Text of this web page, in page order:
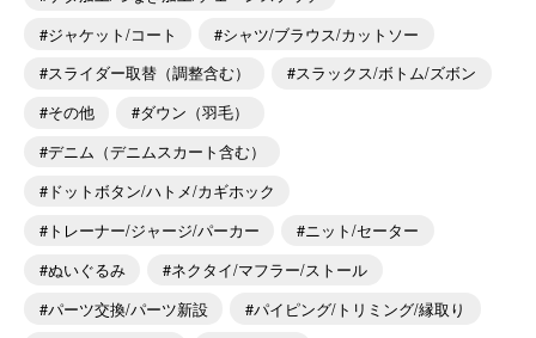
ジャケット/コート
シャツ/ブラウス/カットソー
スライダー取替（調整含む）
スラックス/ボトム/ズボン
その他
ダウン（羽毛）
デニム（デニムスカート含む）
ドットボタン/ハトメ/カギホック
トレーナー/ジャージ/パーカー
ニット/セーター
ぬいぐるみ
ネクタイ/マフラー/ストール
パーツ交換/パーツ新設
パイピング/トリミング/縁取り